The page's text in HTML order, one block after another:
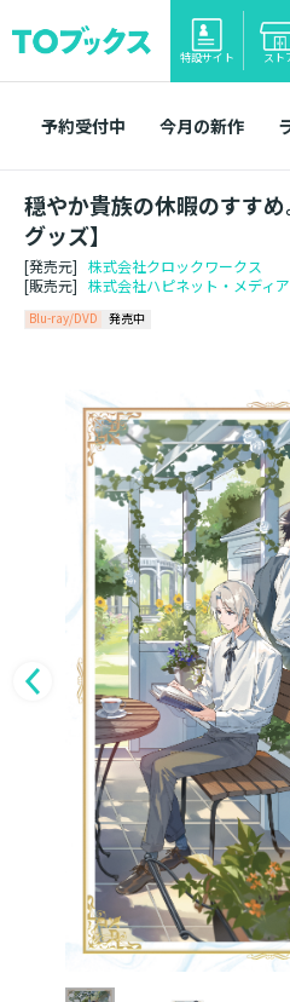
特設サイト スト
予約受付中 今月の新作
穏やか貴族の休暇のすす
グッズ】
[発売元] 株式会社クロックワークス
[販売元] 株式会社ハピネット・メディ
Blu-ray/DVD 発売中